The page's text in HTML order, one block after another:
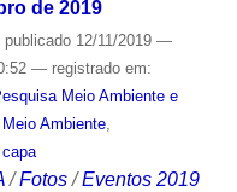
de 2019
publicado12/11/2019 —
— registrado em:
Meio Ambiente e
Meio Ambiente,
capa
/Fotos /Eventos 2019